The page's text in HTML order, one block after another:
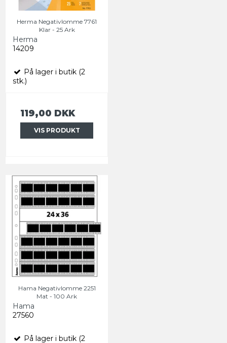
Herma Negativlomme 7761
Klar - 25 Ark
Herma
14209
På lager i butik (2
stk.)
119,00 DKK
VIS PRODUKT
Hama Negativlomme 2251
Mat - 100 Ark
Hama
27560
På lager i butik (2